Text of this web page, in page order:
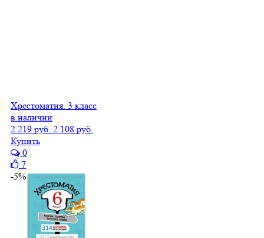
Хрестоматия. 3 класс
в наличии
2 219 руб. 2 108 руб.
Купить
0
7
-5%